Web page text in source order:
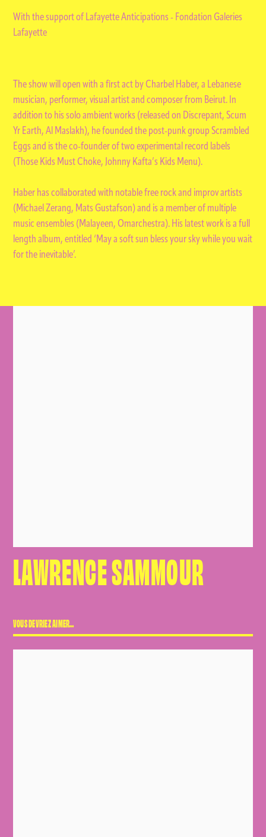
With the support of Lafayette Anticipations - Fondation Galeries
Lafayette
The show will open with a first act by Charbel Haber, a Lebanese
musician, performer, visual artist and composer from Beirut. In
addition to his solo ambient works (released on Discrepant, Scum
Yr Earth, Al Maslakh), he founded the post-punk group Scrambled
Eggs and is the co-founder of two experimental record labels
(Those Kids Must Choke, Johnny Kafta’s Kids Menu).
Haber has collaborated with notable free rock and improv artists
(Michael Zerang, Mats Gustafson) and is a member of multiple
music ensembles (Malayeen, Omarchestra). His latest work is a full
length album, entitled ‘May a soft sun bless your sky while you wait
for the inevitable’.
LAWRENCE SAMMOUR
VOUS DEVRIEZ AIMER…